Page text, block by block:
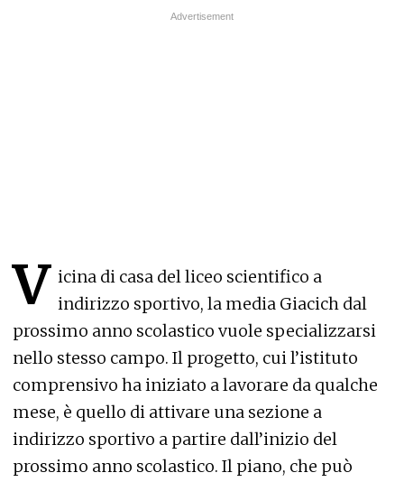
V icina di casa del liceo scientifico a
indirizzo sportivo, la media Giacich dal
prossimo anno scolastico vuole specializzarsi
nello stesso campo. Il progetto, cui l’istituto
comprensivo ha iniziato a lavorare da qualche
mese, è quello di attivare una sezione a
indirizzo sportivo a partire dall’inizio del
prossimo anno scolastico. Il piano, che può